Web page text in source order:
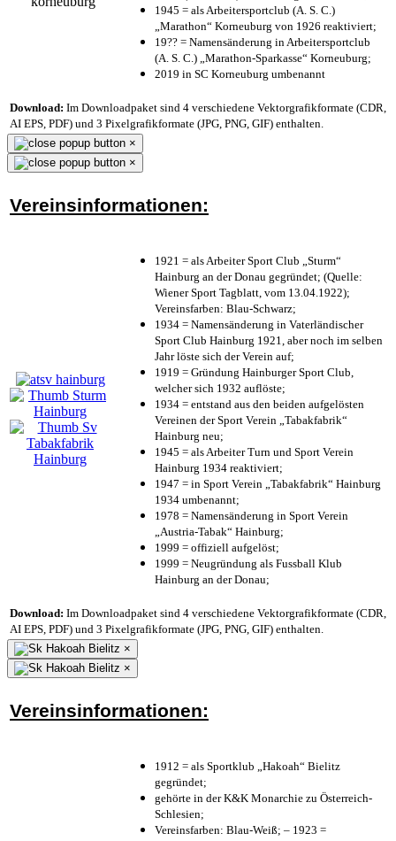
1945 = als Arbeitersportclub (A. S. C.)
„Marathon“ Korneuburg von 1926 reaktiviert;
19?? = Namensänderung in Arbeitersportclub
(A. S. C.) „Marathon-Sparkasse“ Korneuburg;
2019 in SC Korneuburg umbenannt
Download: Im Downloadpaket sind 4 verschiedene Vektorgrafikformate (CDR,
AI EPS, PDF) und 3 Pixelgrafikformate (JPG, PNG, GIF) enthalten.
×
×
Vereinsinformationen:
1921 = als Arbeiter Sport Club „Sturm“
Hainburg an der Donau gegründet; (Quelle:
Wiener Sport Tagblatt, vom 13.04.1922);
Vereinsfarben: Blau-Schwarz;
1934 = Namensänderung in Vaterländischer
Sport Club Hainburg 1921, aber noch im selben
Jahr löste sich der Verein auf;
1919 = Gründung Hainburger Sport Club,
welcher sich 1932 auflöste;
1934 = entstand aus den beiden aufgelösten
Vereinen der Sport Verein „Tabakfabrik“
Hainburg neu;
1945 = als Arbeiter Turn und Sport Verein
Hainburg 1934 reaktiviert;
1947 = in Sport Verein „Tabakfabrik“ Hainburg
1934 umbenannt;
1978 = Namensänderung in Sport Verein
„Austria-Tabak“ Hainburg;
1999 = offiziell aufgelöst;
1999 = Neugründung als Fussball Klub
Hainburg an der Donau;
Download: Im Downloadpaket sind 4 verschiedene Vektorgrafikformate (CDR,
AI EPS, PDF) und 3 Pixelgrafikformate (JPG, PNG, GIF) enthalten.
×
×
Vereinsinformationen:
1912 = als Sportklub „Hakoah“ Bielitz
gegründet;
gehörte in der K&K Monarchie zu Österreich-
Schlesien;
Vereinsfarben: Blau-Weiß; – 1923 =